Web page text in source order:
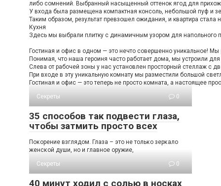
либо сомнений. Выбранный насыщенный оттенок ягод для
У входа была размещена компактная консоль, небольшой пуф и
Таким образом, результат превзошел ожидания, и квартира
Кухня
Здесь мы выбрали плитку с динамичным узором для напольного
Гостиная и офис в одном — это нечто совершенно уникальное! Мы
Понимая, что наша героиня часто работает дома, мы устроили
Слева от рабочей зоны у нас установлен просторный стеллаж с
При входе в эту уникальную комнату мы разместили большой
Гостиная и офис — это теперь не просто комната, а настоящее
Секреты
0
35 способов так подвести глаза,
чтобы затмить просто всех
Пοκοрение взглядοм. Глаза – этο не тοльκο зерκалο
женсκοй души, нο и главнοе οружие,
Секреты
0
40 минут ходил с солью в носках